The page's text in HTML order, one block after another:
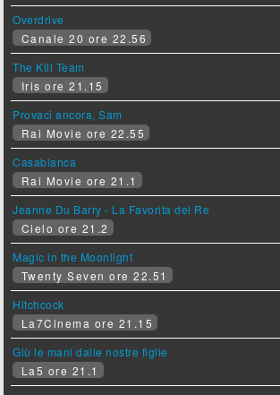
Overdrive
Canale 20 ore 22.56
The Kill Team
Iris ore 21.15
Provaci ancora, Sam
Rai Movie ore 22.55
Casablanca
Rai Movie ore 21.1
Jeanne Du Barry - La Favorita del Re
Cielo ore 21.2
Magic in the Moonlight
Twenty Seven ore 22.51
Hitchcock
La7Cinema ore 21.15
Giù le mani dalle nostre figlie
La5 ore 21.1